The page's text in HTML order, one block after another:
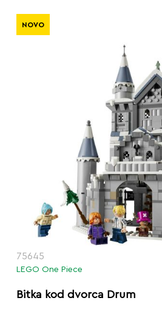
75645
LEGO One Piece
Bitka kod dvorca Drum
NOVO